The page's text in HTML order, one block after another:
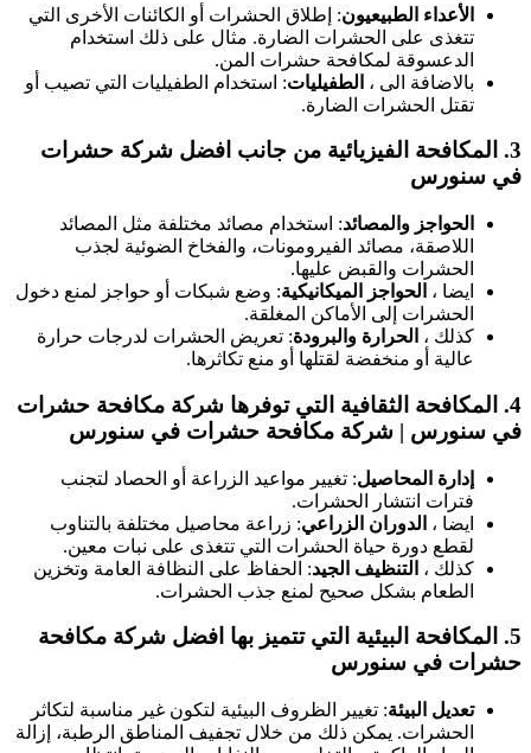
الأعداء الطبيعيون: إطلاق الحشرات أو الكائنات الأخرى التي
تتغذى على الحشرات الضارة. مثال على ذلك استخدام
الدعسوقة لمكافحة حشرات المن.
بالاضافة الى ، الطفيليات: استخدام الطفيليات التي تصيب أو
تقتل الحشرات الضارة.
3. المكافحة الفيزيائية من جانب افضل شركة حشرات
في سنورس
الحواجز والمصائد: استخدام مصائد مختلفة مثل المصائد
اللاصقة، مصائد الفيرومونات، والفخاخ الضوئية لجذب
الحشرات والقبض عليها.
ايضا ، الحواجز الميكانيكية: وضع شبكات أو حواجز لمنع دخول
الحشرات إلى الأماكن المغلقة.
كذلك ، الحرارة والبرودة: تعريض الحشرات لدرجات حرارة
عالية أو منخفضة لقتلها أو منع تكاثرها.
4. المكافحة الثقافية التي توفرها شركة مكافحة حشرات
في سنورس | شركة مكافحة حشرات في سنورس
إدارة المحاصيل: تغيير مواعيد الزراعة أو الحصاد لتجنب
فترات انتشار الحشرات.
ايضا ، الدوران الزراعي: زراعة محاصيل مختلفة بالتناوب
لقطع دورة حياة الحشرات التي تتغذى على نبات معين.
كذلك ، التنظيف الجيد: الحفاظ على النظافة العامة وتخزين
الطعام بشكل صحيح لمنع جذب الحشرات.
5. المكافحة البيئية التي تتميز بها افضل شركة مكافحة
حشرات في سنورس
تعديل البيئة: تغيير الظروف البيئية لتكون غير مناسبة لتكاثر
الحشرات. يمكن ذلك من خلال تجفيف المناطق الرطبة، إزالة